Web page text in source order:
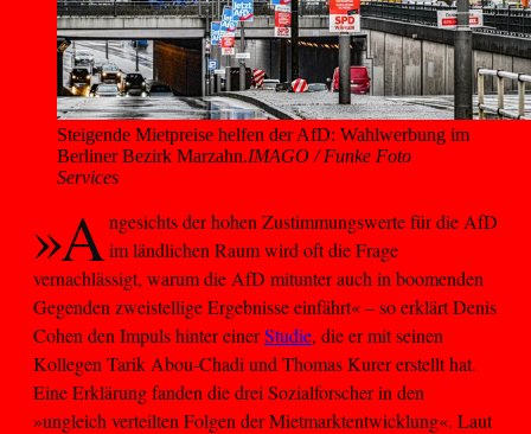
Steigende Mietpreise helfen der AfD: Wahlwerbung im
Berliner Bezirk Marzahn.IMAGO / Funke Foto
Services
»Angesichts der hohen Zustimmungswerte für die AfD
im ländlichen Raum wird oft die Frage
vernachlässigt, warum die AfD mitunter auch in boomenden
Gegenden zweistellige Ergebnisse einfährt« – so erklärt Denis
Cohen den Impuls hinter einerStudie, die er mit seinen
Kollegen Tarik Abou-Chadi und Thomas Kurer erstellt hat.
Eine Erklärung fanden die drei Sozialforscher in den
»ungleich verteilten Folgen der Mietmarktentwicklung«. Laut